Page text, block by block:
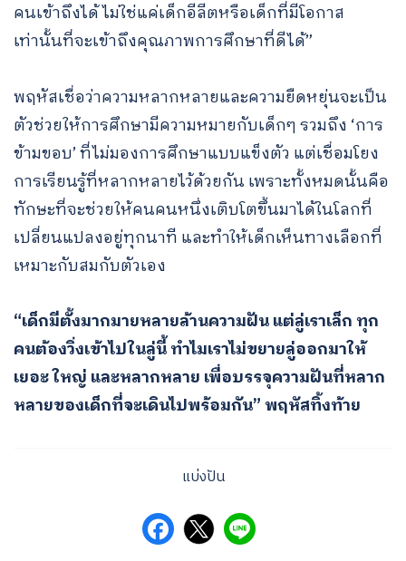
คนเข้าถึงได้ ไม่ใช่แค่เด็กอีลีตหรือเด็กที่มีโอกาส
เท่านั้นที่จะเข้าถึงคุณภาพการศึกษาที่ดีได้”
พฤหัสเชื่อว่าความหลากหลายและความยืดหยุ่นจะเป็น
ตัวช่วยให้การศึกษามีความหมายกับเด็กๆ รวมถึง ‘การ
ข้ามขอบ’ ที่ไม่มองการศึกษาแบบแข็งตัว แต่เชื่อมโยง
การเรียนรู้ที่หลากหลายไว้ด้วยกัน เพราะทั้งหมดนั้นคือ
ทักษะที่จะช่วยให้คนคนหนึ่งเติบโตขึ้นมาได้ในโลกที่
เปลี่ยนแปลงอยู่ทุกนาที และทำให้เด็กเห็นทางเลือกที่
เหมาะกับสมกับตัวเอง
“เด็กมีตั้งมากมายหลายล้านความฝัน แต่ลู่เราเล็ก ทุก
คนต้องวิ่งเข้าไปในลู่นี้ ทำไมเราไม่ขยายลู่ออกมาให้
เยอะ ใหญ่ และหลากหลาย เพื่อบรรจุความฝันที่หลาก
หลายของเด็กที่จะเดินไปพร้อมกัน” พฤหัสทิ้งท้าย
แบ่งปัน